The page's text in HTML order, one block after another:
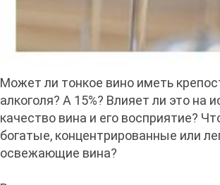
Может ли тонкое вино иметь
алкоголя? А 15%? Влияет ли это на
качество вина и его восприятие?
богатые, концентрированные или
освежающие вина?